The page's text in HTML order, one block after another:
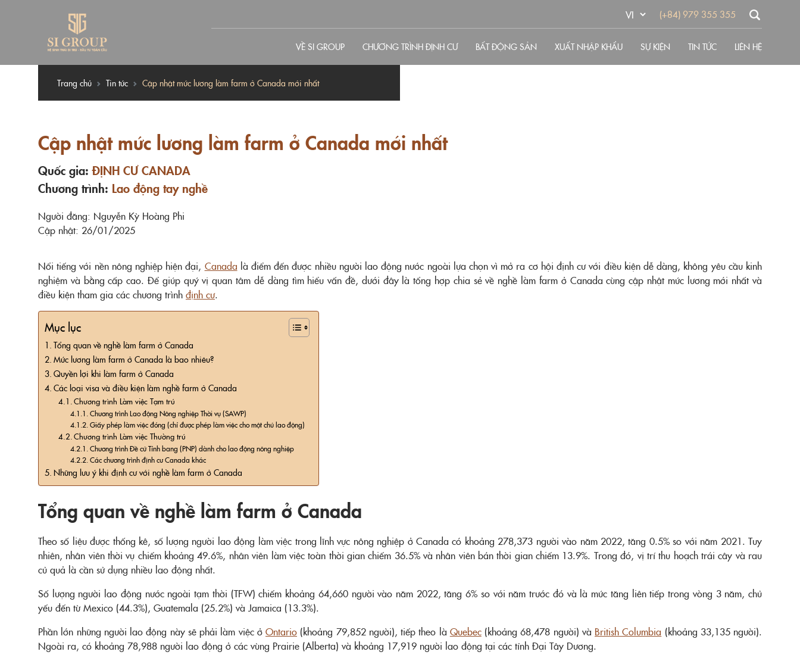
(+84) 979 355 355
VỀ SI GROUP CHƯƠNG TRÌNH ĐỊNH CƯ BẤT ĐỘNG SẢN XUẤT NHẬP KHẨU SỰ KIỆN TIN TỨC LIÊN HỆ
Trang chủ Tin tức Cập nhật mức lương làm farm ở Canada mới nhất
Cập nhật mức lương làm farm ở Canada mới nhất
Quốc gia: ĐỊNH CƯ CANADA
Chương trình: Lao động tay nghề
Người đăng: Nguyễn Kỳ Hoàng Phi
Cập nhật: 26/01/2025
Nổi tiếng với nền nông nghiệp hiện đại, Canada là điểm đến được nhiều người lao động nước ngoài lựa chọn vì mở ra cơ hội định cư với điều kiện dễ dàng, không yêu cầu kinh
nghiệm và bằng cấp cao. Để giúp quý vị quan tâm dễ dàng tìm hiểu vấn đề, dưới đây là tổng hợp chia sẻ về nghề làm farm ở Canada cùng cập nhật mức lương mới nhất và
điều kiện tham gia các chương trình định cư.
Mục lục
Tổng quan về nghề làm farm ở Canada
Mức lương làm farm ở Canada là bao nhiêu?
Quyền lợi khi làm farm ở Canada
Các loại visa và điều kiện làm nghề farm ở Canada
Chương trình Làm việc Tạm trú
Chương trình Lao động Nông nghiệp Thời vụ (SAWP)
Giấy phép làm việc đóng (chỉ được phép làm việc cho một chủ lao động)
Chương trình Làm việc Thường trú
Chương trình Đề cử Tỉnh bang (PNP) dành cho lao động nông nghiệp
Các chương trình định cư Canada khác
Những lưu ý khi định cư với nghề làm farm ở Canada
Tổng quan về nghề làm farm ở Canada
Theo số liệu được thống kê, số lượng người lao động làm việc trong lĩnh vực nông nghiệp ở Canada có khoảng 278,373 người vào năm 2022, tăng 0.5% so với năm 2021. Tuy
nhiên, nhân viên thời vụ chiếm khoảng 49.6%, nhân viên làm việc toàn thời gian chiếm 36.5% và nhân viên bán thời gian chiếm 13.9%. Trong đó, vị trí thu hoạch trái cây và rau
củ quả là cần sử dụng nhiều lao động nhất.
Số lượng người lao động nước ngoài tạm thời (TFW) chiếm khoảng 64,660 người vào năm 2022, tăng 6% so với năm trước đó và là mức tăng liên tiếp trong vòng 3 năm, chủ
yếu đến từ Mexico (44.3%), Guatemala (25.2%) và Jamaica (13.3%).
Phần lớn những người lao động này sẽ phải làm việc ở Ontario (khoảng 79,852 người), tiếp theo là Quebec(khoảng 68,478 người) và British Columbia (khoảng 33,135 người).
Ngoài ra, có khoảng 78,988 người lao động ở các vùng Prairie (Alberta) và khoảng 17,919 người lao động tại các tỉnh Đại Tây Dương.